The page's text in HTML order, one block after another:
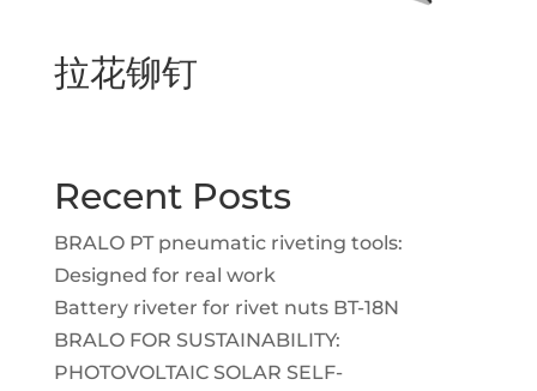
拉花铆钉
Recent Posts
BRALO PT pneumatic riveting tools:
Designed for real work
Battery riveter for rivet nuts BT-18N
BRALO FOR SUSTAINABILITY:
PHOTOVOLTAIC SOLAR SELF-